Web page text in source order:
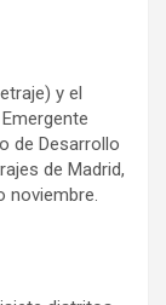
y el
de Desarrollo
de Madrid,
noviembre.